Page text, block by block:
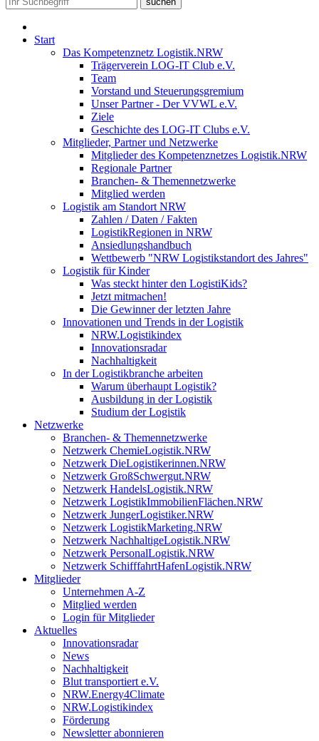
Start
Das Kompetenznetz Logistik.NRW
Trägerverein LOG-IT Club e.V.
Team
Vorstand und Steuerungsgremium
Unser Partner - Der VVWL e.V.
Ziele
Geschichte des LOG-IT Clubs e.V.
Mitglieder, Partner und Netzwerke
Mitglieder des Kompetenznetzes Logistik.NRW
Regionale Partner
Branchen- & Themennetzwerke
Mitglied werden
Logistik am Standort NRW
Zahlen / Daten / Fakten
LogistikRegionen in NRW
Ansiedlungshandbuch
Wettbewerb "NRW Logistikstandort des Jahres"
Logistik für Kinder
Was steckt hinter den LogistiKids?
Jetzt mitmachen!
Die Gewinner der letzten Jahre
Innovationen und Trends in der Logistik
NRW.Logistikindex
Innovationsradar
Nachhaltigkeit
In der Logistikbranche arbeiten
Warum überhaupt Logistik?
Ausbildung in der Logistik
Studium der Logistik
Netzwerke
Branchen- & Themennetzwerke
Netzwerk ChemieLogistik.NRW
Netzwerk DieLogistikerinnen.NRW
Netzwerk GroßSchwergut.NRW
Netzwerk HandelsLogistik.NRW
Netzwerk LogistikImmobilienFlächen.NRW
Netzwerk JungerLogistiker.NRW
Netzwerk LogistikMarketing.NRW
Netzwerk NachhaltigeLogistik.NRW
Netzwerk PersonalLogistik.NRW
Netzwerk SchifffahrtHafenLogistik.NRW
Mitglieder
Unternehmen A-Z
Mitglied werden
Login für Mitglieder
Aktuelles
Innovationsradar
News
Nachhaltigkeit
Blut transportiert e.V.
NRW.Energy4Climate
NRW.Logistikindex
Förderung
Newsletter abonnieren